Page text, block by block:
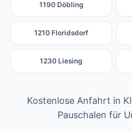
1190 Döbling
1210 Floridsdorf
1230 Liesing
Kostenlose Anfahrt in
Pauschalen für